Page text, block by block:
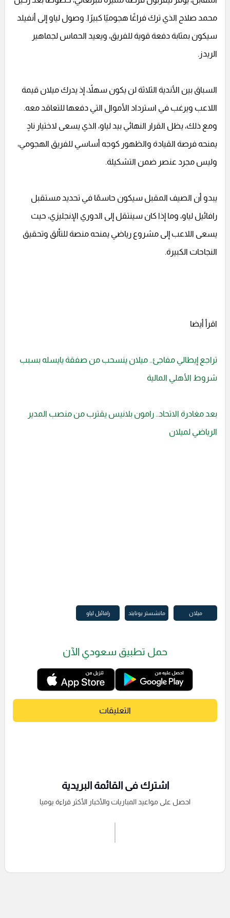
محمد صلاح الذي ترك فراغًا هجوميًا كبيرًا. وصول لياو إلى أنفيلد
سيكون بمثابة دفعة قوية للفريق، ويعيد الحماس لجماهير
الريدز.
السباق بين الأندية الثلاثة لن يكون سهلاً، إذ يدرك ميلان قيمة
اللاعب ويرغب في استرداد الأموال التي دفعها للتعاقد معه.
ومع ذلك، يظل القرار النهائي بيد لياو، الذي يسعى لاختيار نادٍ
يمنحه فرصة القيادة والظهور كوجه أساسي للفريق الهجومي،
وليس مجرد عنصر ضمن التشكيلة.
يبدو أن الصيف المقبل سيكون حاسمًا في تحديد مستقبل
رافائيل لياو، وما إذا كان سينتقل إلى الدوري الإنجليزي، حيث
يسعى اللاعب إلى مشروع رياضي يمنحه منصة للتألق وتحقيق
النجاحات الكبيرة.
اقرأ أيضا
تراجع إيطالي مفاجئ.. ميلان ينسحب من صفقة يايسله بسبب
شروط الأهلي المالية
بعد مغادرة الاتحاد.. رامون بلانيس يقترب من منصب المدير
الرياضي لميلان
ميلان مانشستر يونايتد رافائيل لياو
حمل تطبيق سعودي الآن
التعليقات
اشترك فى القائمة البريدية
احصل على مواعيد المباريات والأخبار الأكثر قراءة يوميا